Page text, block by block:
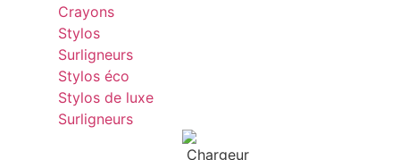
Crayons
Stylos
Surligneurs
Stylos éco
Stylos de luxe
Surligneurs